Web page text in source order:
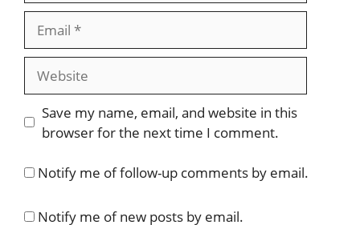
Save my name, email, and website in this
browser for the next time I comment.
Notify me of follow-up comments by email.
Notify me of new posts by email.